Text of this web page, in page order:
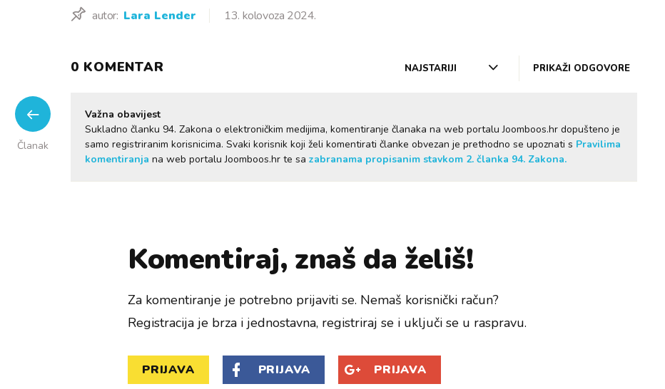
autor: Lara Lender 13. kolovoza 2024.
0 KOMENTAR PRIKAŽI ODGOVORE
NAJSTARIJI
Članak
Važna obavijest
Sukladno članku 94. Zakona o elektroničkim medijima, komentiranje članaka na web portalu Joomboos.hr dopušteno je
samo registriranim korisnicima. Svaki korisnik koji želi komentirati članke obvezan je prethodno se upoznati s Pravilima
komentiranja na web portalu Joomboos.hr te sa zabranama propisanim stavkom 2. članka 94. Zakona.
Komentiraj, znaš da želiš!
Za komentiranje je potrebno prijaviti se. Nemaš korisnički račun?
Registracija je brza i jednostavna, registriraj se i uključi se u raspravu.
PRIJAVA PRIJAVA PRIJAVA